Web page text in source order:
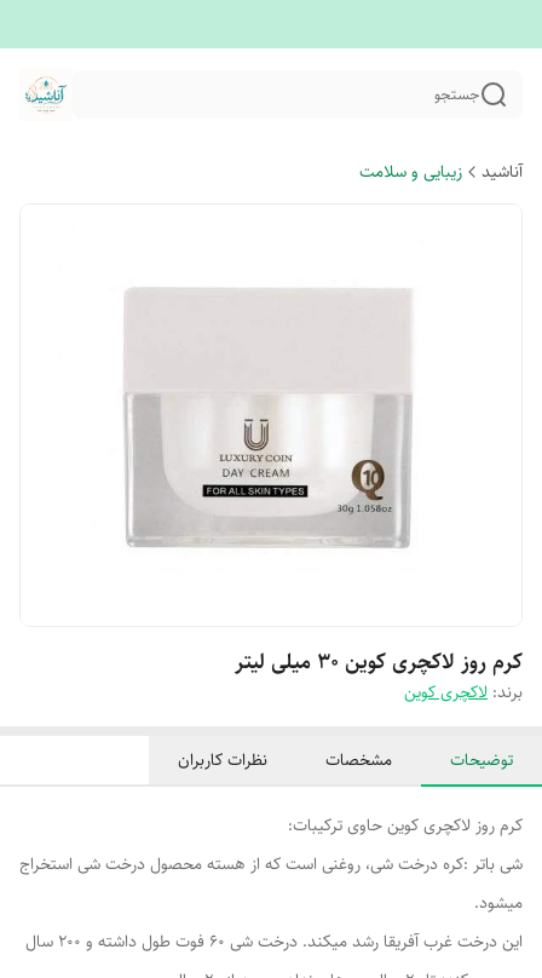
جستجو
آناشید زیبایی و سلامت
کرم روز لاکچری کوین ۳۰ میلی لیتر
برند: لاکچری کوین
توضیحات مشخصات نظرات کاربران
کرم روز لاکچری کوین حاوی ترکیبات:
شی باتر :کره درخت شی، روغنی است که از هسته محصول درخت شی استخراج
میشود.
این درخت غرب آفریقا رشد میکند. درخت شی 60 فوت طول داشته و 200 سال